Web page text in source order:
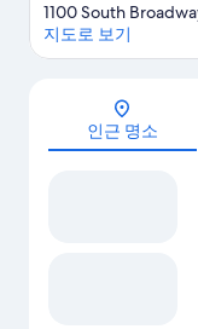
1100 South
지도로 보기
인근 명소